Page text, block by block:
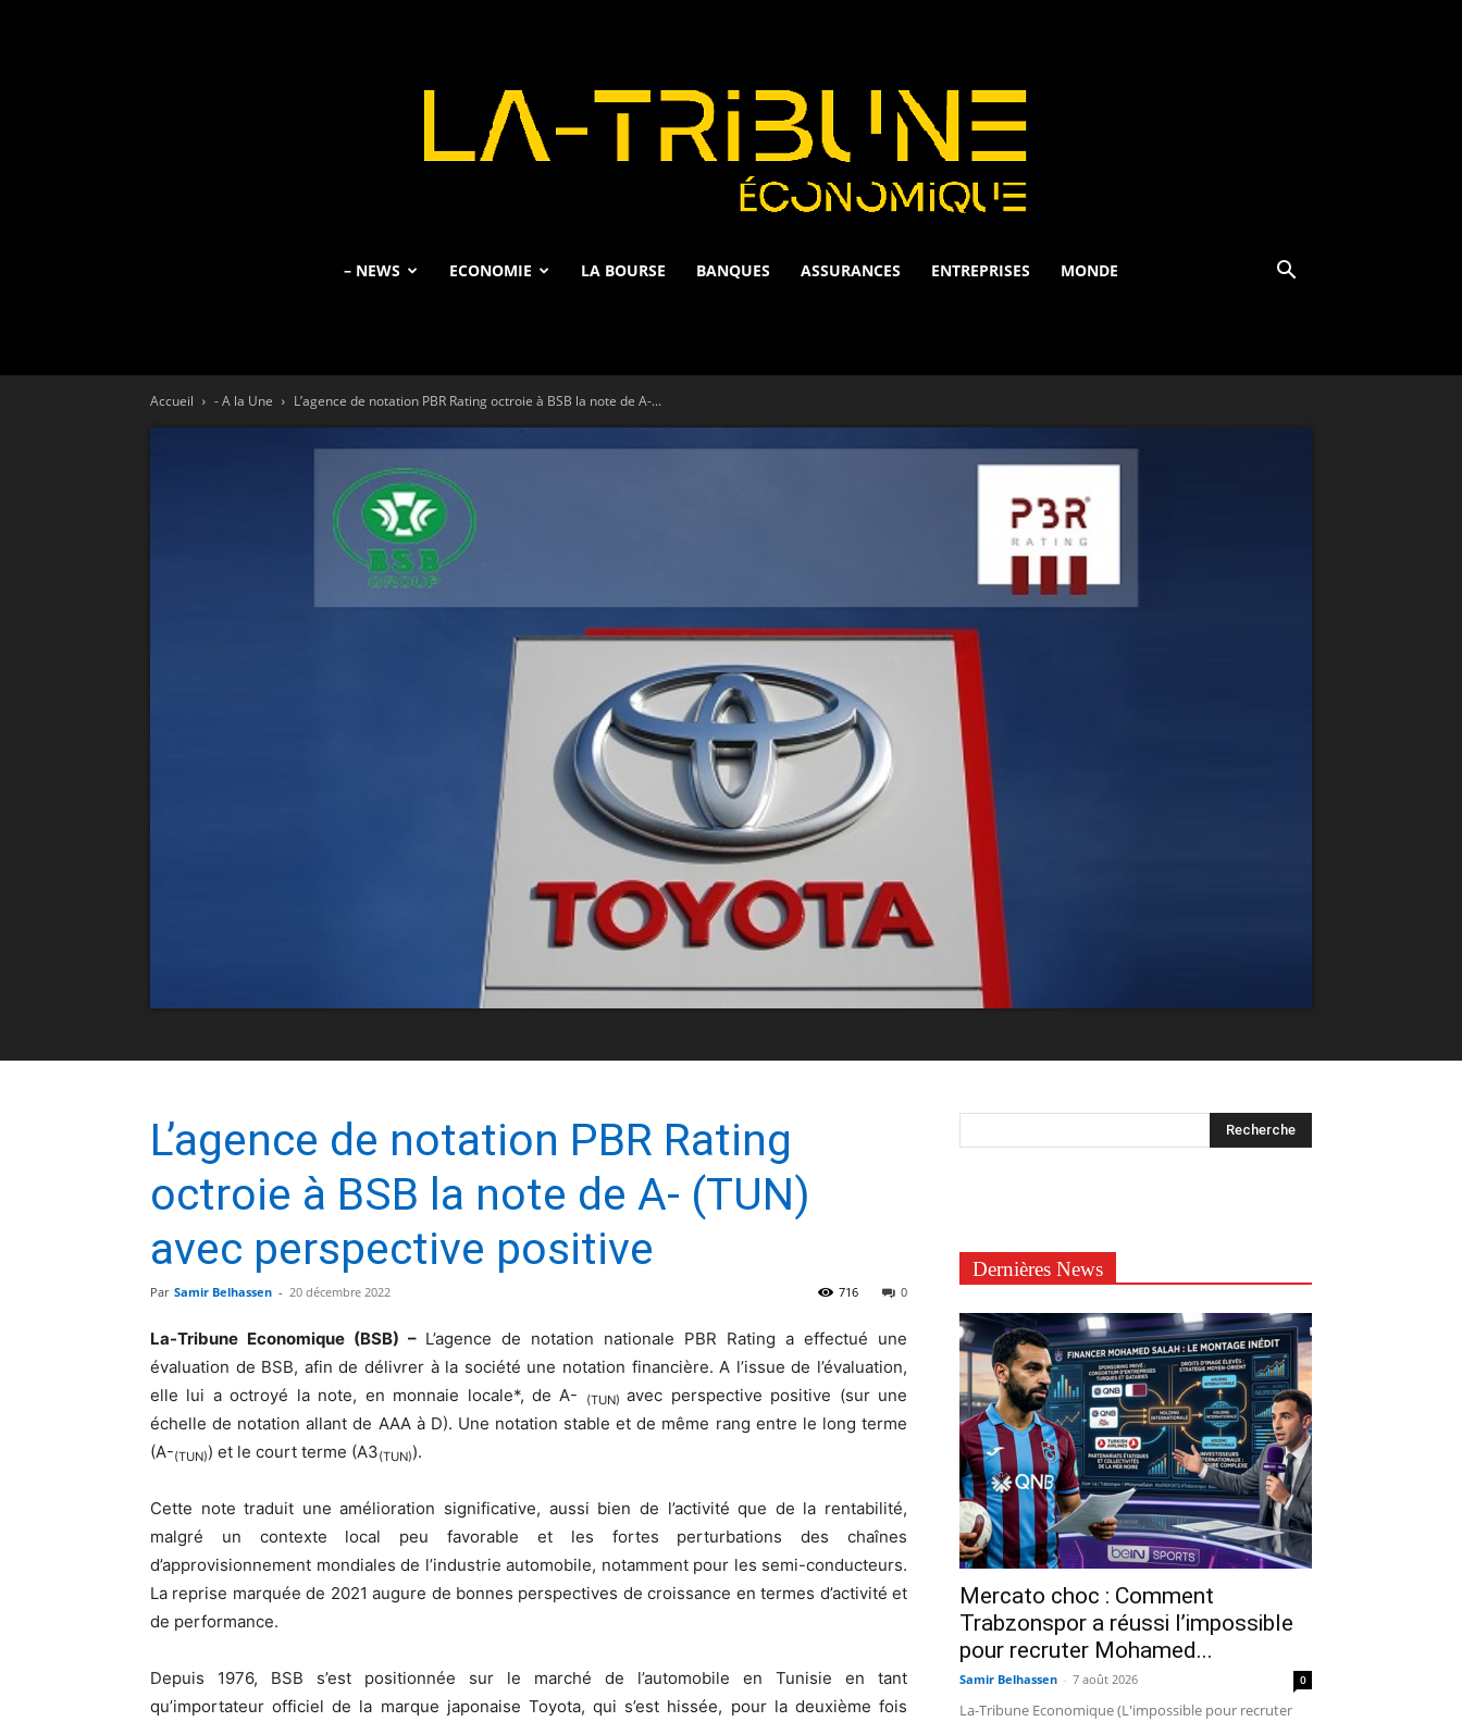
Tribune
– NEWS ECONOMIE LA BOURSE BANQUES ASSURANCES ENTREPRISES MONDE
Accueil - A la Une L’agence de notation PBR Rating octroie à BSB la note de A-...
L’agence de notation PBR Rating
octroie à BSB la note de A- (TUN)
avec perspective positive
Par Samir Belhassen - 20 décembre 2022 0
716
La-Tribune Economique (BSB) – L’agence de notation nationale PBR Rating a effectué une
évaluation de BSB, afin de délivrer à la société une notation financière. A l’issue de l’évaluation,
elle lui a octroyé la note, en monnaie locale*, de A-
(TUN)avec perspective positive (sur une
échelle de notation allant de AAA à D). Une notation stable et de même rang entre le long terme
(A-(TUN)) et le court terme (A3(TUN)).
Cette note traduit une amélioration significative, aussi bien de l’activité que de la rentabilité,
malgré un contexte local peu favorable et les fortes perturbations des chaînes
d’approvisionnement mondiales de l’industrie automobile, notamment pour les semi-conducteurs.
La reprise marquée de 2021 augure de bonnes perspectives de croissance en termes d’activité et
de performance.
Depuis 1976, BSB s’est positionnée sur le marché de l’automobile en Tunisie en tant
qu’importateur officiel de la marque japonaise Toyota, qui s’est hissée, pour la deuxième fois
Dernières News
Mercato choc : Comment
Trabzonspor a réussi l’impossible
pour recruter Mohamed...
Samir Belhassen - 7 août 2026 0
La-Tribune Economique (L'impossible pour recruter